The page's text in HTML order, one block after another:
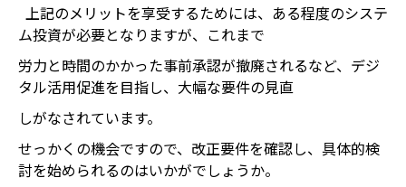
上記のメリットを享受するためには、ある程度のシステ
ム投資が必要となりますが、これまで
労力と時間のかかった事前承認が撤廃されるなど、デジ
タル活用促進を目指し、大幅な要件の見直
しがなされています。
せっかくの機会ですので、改正要件を確認し、具体的検
討を始められるのはいかがでしょうか。